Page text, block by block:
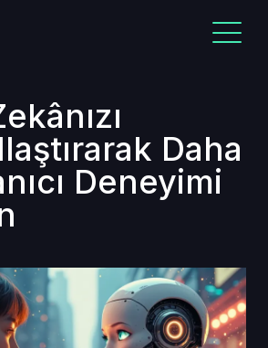
Daha
Deneyimi